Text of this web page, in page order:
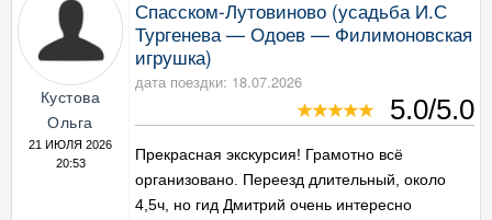
Кустова
Ольга
21 ИЮЛЯ 2026
20:53
Спасском-Лутовиново (усадьба И.С
Тургенева — Одоев — Филимоновская
игрушка)
дата поездки: 18.07.2026
5.0/5.0
Прекрасная экскурсия! Грамотно всё
организовано. Переезд длительный, около
4,5ч, но гид Дмитрий очень интересно